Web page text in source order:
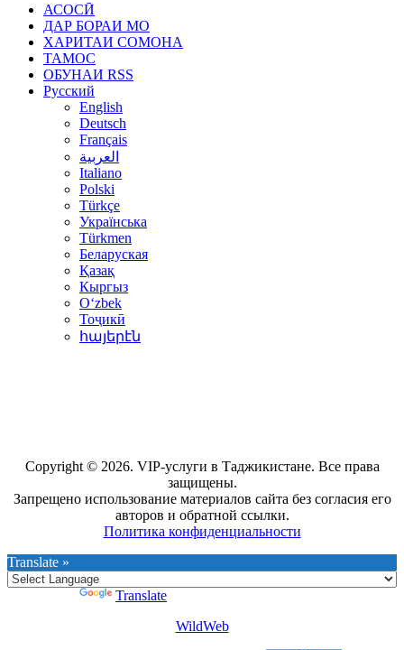
АСОСӢ
ДАР БОРАИ МО
ХАРИТАИ СОМОНА
ТАМОС
ОБУНАИ RSS
Русский
English
Deutsch
Français
العربية
Italiano
Polski
Türkçe
Українська
Türkmen
Беларуская
Қазақ
Кыргыз
Oʻzbek
Тоҷикӣ
հայերէն
Copyright © 2026. VIP-услуги в Таджикистане. Все права
защищены.
Запрещено использование материалов сайта без согласия его
авторов и обратной ссылки.
Политика конфиденциальности
Translate »
Translate
WildWeb